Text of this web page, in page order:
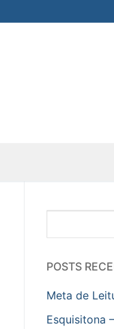
POSTS
Meta de
Esquisitona